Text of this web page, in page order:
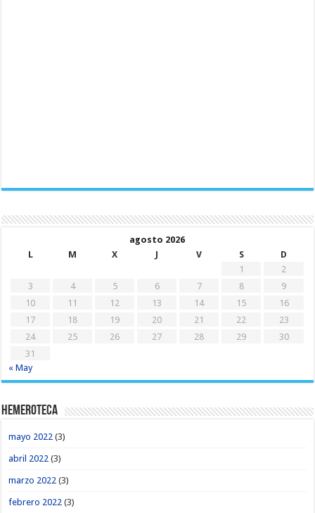
agosto 2026
L
M X J V S
D
1
2
3
4 5 6 7 8
9
10
11 12 13 14 15
16
17
18 19 20 21 22
23
24
25 26 27 28 29
30
31
« May
Hemeroteca
mayo 2022 (3)
abril 2022 (3)
marzo 2022 (3)
febrero 2022 (3)